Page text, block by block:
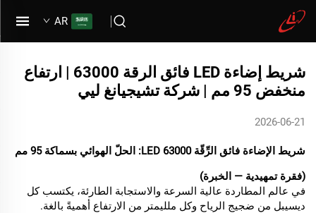
AR
شريط إضاءة LED فائق الرقة 63000 | ارتفاع
منخفض 95 مم | شركة تشيجيانغ ليي
2026-06-21
شريط الإضاءة فائق الرِّقّة LED 63000: الحلّ الهوائي بسماكة 95 مم
(فقرة تمهيدية — الخبرة)
في عالم المطاردة عالية السرعة والاستجابة الطارئة، يكتسب كل
ديسيبل من ضجيج الرياح وكل ملليمتر من الارتفاع أهميةً بالغة.